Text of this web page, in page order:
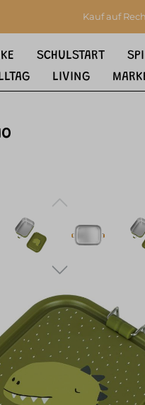
Kauf auf
SCHULSTART
LIVING